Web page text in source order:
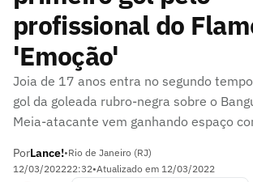
profissional do
'Emoção'
Joia de 17 anos entra no segundo
gol da goleada rubro-negra sobre o
Meia-atacante vem ganhando espaço
PorLance!•Rio de Janeiro (RJ)
12/03/202222:32•Atualizado em 12/03/2022